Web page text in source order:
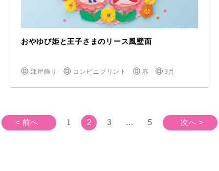
おやゆび姫と王子さまのリース風壁面
部屋飾り コンビニプリント 春 3月
< 前へ 1 2 3 … 5 次へ >